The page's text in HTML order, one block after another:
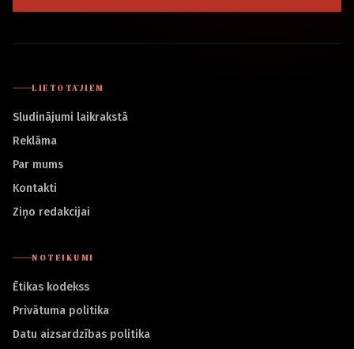
LIETOTĀJIEM
Sludinājumi laikrakstā
Reklāma
Par mums
Kontakti
Ziņo redakcijai
NOTEIKUMI
Ētikas kodekss
Privātuma politika
Datu aizsardzības politika